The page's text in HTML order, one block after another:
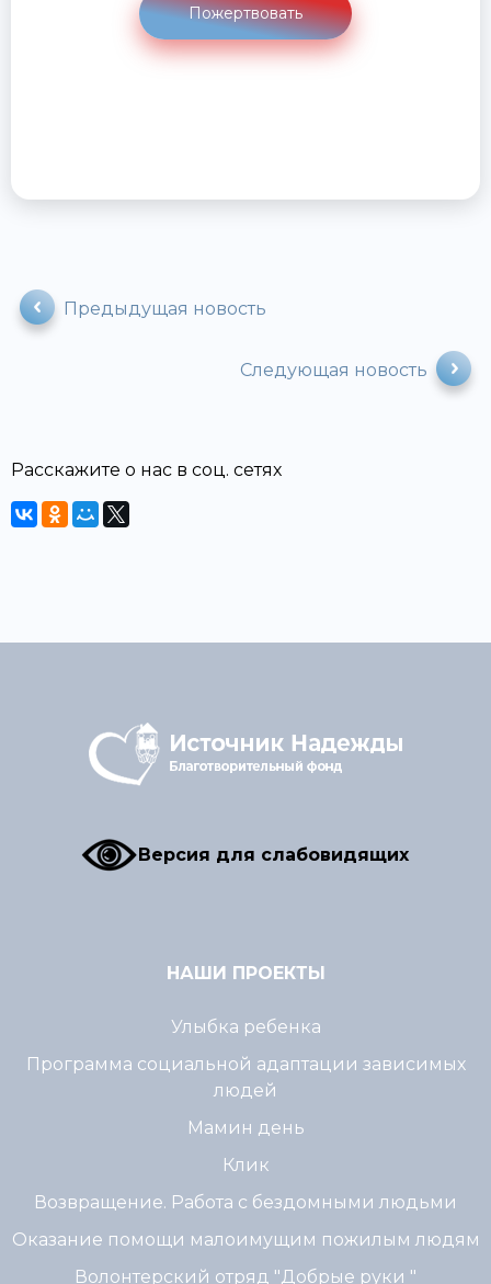
Пожертвовать
Предыдущая новость
Следующая новость
Расскажите о нас в соц. сетях
Версия для слабовидящих
НАШИ ПРОЕКТЫ
Улыбка ребенка
Программа социальной адаптации зависимых
людей
Мамин день
Клик
Возвращение. Работа с бездомными людьми
Оказание помощи малоимущим пожилым людям
Волонтерский отряд "Добрые руки "